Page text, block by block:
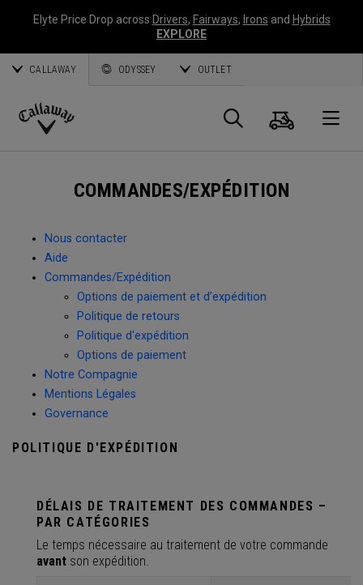
Elyte Price Drop across Drivers, Fairways, Irons and Hybrids
EXPLORE
CALLAWAY ODYSSEY OUTLET
Callaway
Panier
COMMANDES/EXPÉDITION
Nous contacter
Aide
Commandes/Expédition
Options de paiement et d’expédition
Politique de retours
Politique d'expédition
Options de paiement
Notre Compagnie
Mentions Légales
Governance
POLITIQUE D'EXPÉDITION
DÉLAIS DE TRAITEMENT DES COMMANDES –
PAR CATÉGORIES
Le temps nécessaire au traitement de votre commande
avant son expédition.